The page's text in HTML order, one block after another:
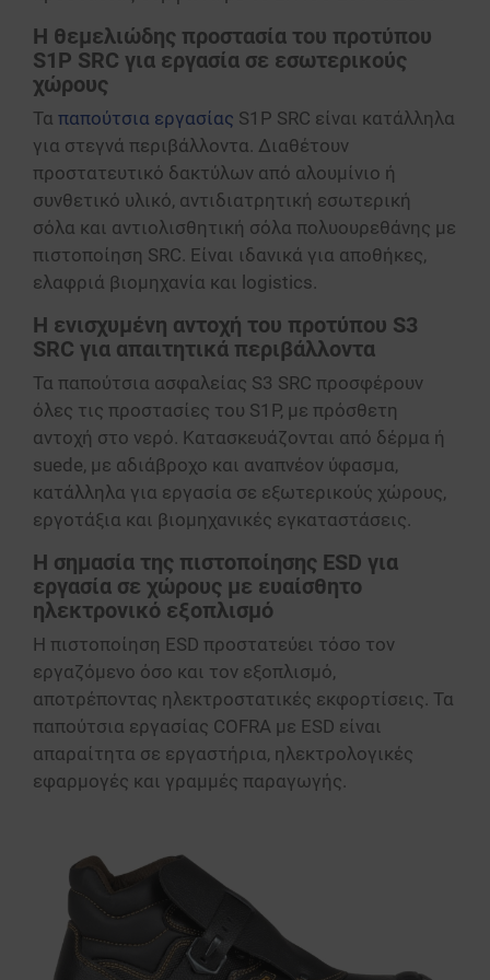
Η θεμελιώδης προστασία του προτύπου
S1P SRC για εργασία σε εσωτερικούς
χώρους
Τα παπούτσια εργασίας S1P SRC είναι κατάλληλα
για στεγνά περιβάλλοντα. Διαθέτουν
προστατευτικό δακτύλων από αλουμίνιο ή
συνθετικό υλικό, αντιδιατρητική εσωτερική
σόλα και αντιολισθητική σόλα πολυουρεθάνης με
πιστοποίηση SRC. Είναι ιδανικά για αποθήκες,
ελαφριά βιομηχανία και logistics.
Η ενισχυμένη αντοχή του προτύπου S3
SRC για απαιτητικά περιβάλλοντα
Τα παπούτσια ασφαλείας S3 SRC προσφέρουν
όλες τις προστασίες του S1P, με πρόσθετη
αντοχή στο νερό. Κατασκευάζονται από δέρμα ή
suede, με αδιάβροχο και αναπνέον ύφασμα,
κατάλληλα για εργασία σε εξωτερικούς χώρους,
εργοτάξια και βιομηχανικές εγκαταστάσεις.
Η σημασία της πιστοποίησης ESD για
εργασία σε χώρους με ευαίσθητο
ηλεκτρονικό εξοπλισμό
Η πιστοποίηση ESD προστατεύει τόσο τον
εργαζόμενο όσο και τον εξοπλισμό,
αποτρέποντας ηλεκτροστατικές εκφορτίσεις. Τα
παπούτσια εργασίας COFRA με ESD είναι
απαραίτητα σε εργαστήρια, ηλεκτρολογικές
εφαρμογές και γραμμές παραγωγής.
ΜΗ ΤΑΞΙΝΟΜΗΜΈΝΑ